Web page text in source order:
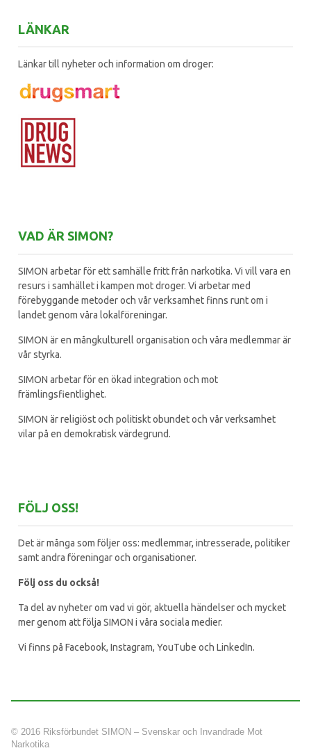
LÄNKAR
Länkar till nyheter och information om droger:
VAD ÄR SIMON?
SIMON arbetar för ett samhälle fritt från narkotika. Vi vill vara en
resurs i samhället i kampen mot droger. Vi arbetar med
förebyggande metoder och vår verksamhet finns runt om i
landet genom våra lokalföreningar.
SIMON är en mångkulturell organisation och våra medlemmar är
vår styrka.
SIMON arbetar för en ökad integration och mot
främlingsfientlighet.
SIMON är religiöst och politiskt obundet och vår verksamhet
vilar på en demokratisk värdegrund.
FÖLJ OSS!
Det är många som följer oss: medlemmar, intresserade, politiker
samt andra föreningar och organisationer.
Följ oss du också!
Ta del av nyheter om vad vi gör, aktuella händelser och mycket
mer genom att följa SIMON i våra sociala medier.
Vi finns på Facebook, Instagram, YouTube och LinkedIn.
© 2016 Riksförbundet SIMON – Svenskar och Invandrade Mot
Narkotika